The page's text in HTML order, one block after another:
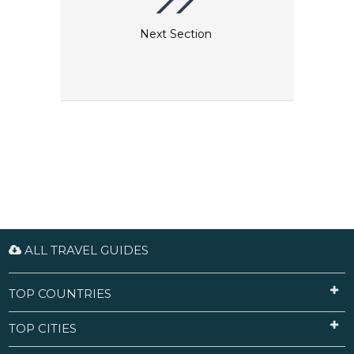
Next Section
ALL TRAVEL GUIDES
TOP COUNTRIES
TOP CITIES